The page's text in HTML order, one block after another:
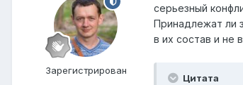
Зарегистрирован
серьезный
Принадлежат ли
в их состав и не
Цитата